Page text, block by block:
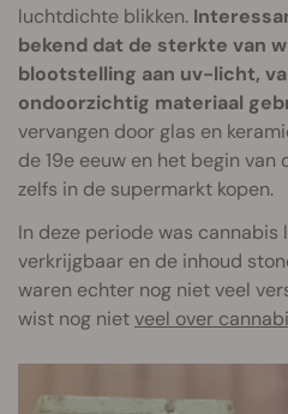
luchtdichte blikken.
bekend dat de sterkte van
blootstelling aan uv-licht,
ondoorzichtig materiaal
vervangen door glas en
de 19e eeuw en het begin van
zelfs in de supermarkt kopen.
In deze periode was cannabis
verkrijgbaar en de inhoud
waren echter nog niet veel
wist nog nietveel over